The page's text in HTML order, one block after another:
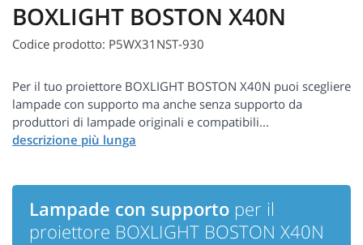
BOXLIGHT BOSTON X40N
Codice prodotto: P5WX31NST-930
Per il tuo proiettore BOXLIGHT BOSTON X40N puoi scegliere
lampade con supporto ma anche senza supporto da
produttori di lampade originali e compatibili...
Lampade con supporto per il
proiettore BOXLIGHT BOSTON X40N